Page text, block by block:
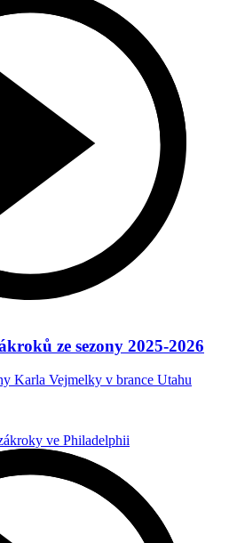
ze sezony 2025-2026
Karla Vejmelky v brance Utahu